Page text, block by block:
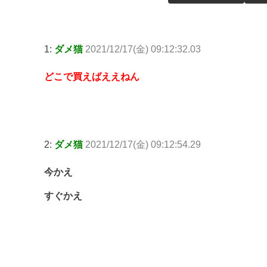
1: ダメ猫 2021/12/17(金) 09:12:32.03
どこで買えばええねん
2: ダメ猫 2021/12/17(金) 09:12:54.29
今かえ
すぐかえ